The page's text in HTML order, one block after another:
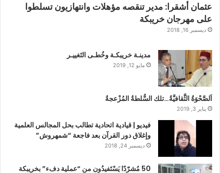
عثمان أشقرا: مدير تنقصه مؤهلات وانتهازيون تسلطوا
على مهرجان خريبكة
ديسمبر 16, 2018
مدينـة خريبكـة وخُطـى التَغييـر
مايو 12, 2019
اَلصَّحْوَةُ الثَّقافيَّةُ…تلك السُّلطةُ المُزْعجةُ
يناير 3, 2019
فيديو | قيادية اتحادية تطالب بحل المجالس العلمية
وإغلاق دور القرآن بعد فاجعة “شمهروش”
ديسمبر 24, 2018
50 مُشرّدًا يَسْتَفيدُون من “عملية دفء” بخريبكة